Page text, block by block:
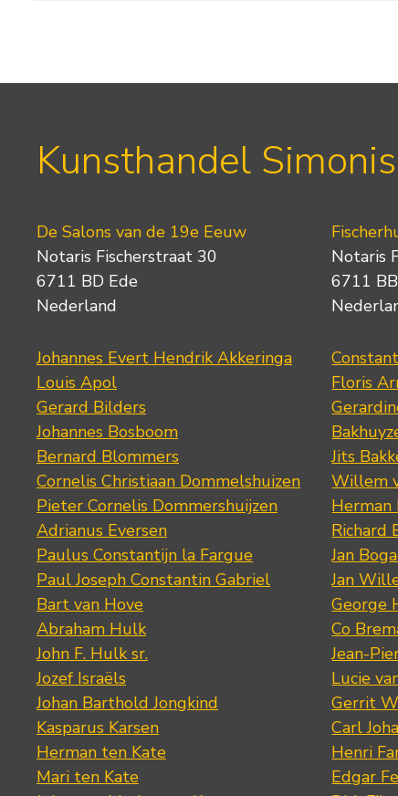
Kunsthandel
De Salons van de 19e Eeuw
Notaris Fischerstraat 30
6711 BD Ede
Nederland
Johannes Evert Hendrik Akkeringa
Louis Apol
Gerard Bilders
Johannes Bosboom
Bernard Blommers
Cornelis Christiaan Dommelshuizen
Pieter Cornelis Dommershuijzen
Adrianus Eversen
Paulus Constantijn la Fargue
Paul Joseph Constantin Gabriel
Bart van Hove
Abraham Hulk
John F. Hulk sr.
Jozef Israëls
Johan Barthold Jongkind
Kasparus Karsen
Herman ten Kate
Mari ten Kate
Notaris
6711
Floris
Jits
Willem
Herman
Richard
Jan
Jan
George
Co
Jean-
Lucie
Gerrit
Carl
Henri
Edgar